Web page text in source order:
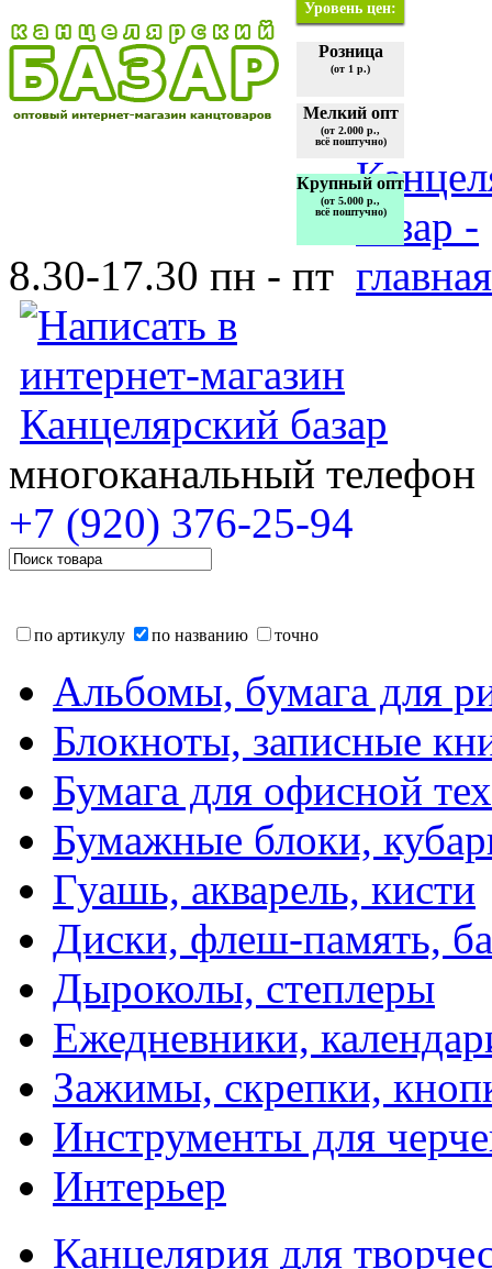
Уровень цен:
Розница
(от 1 р.)
Мелкий опт
(от 2.000 р.,
всё поштучно)
Крупный опт
(от 5.000 р.,
всё поштучно)
8.30-17.30 пн - пт
многоканальный телефон
+7 (920) 376-25-94
по артикулу по названию точно
Альбомы, бумага для
Блокноты, записные
Бумага для офисной
Бумажные блоки,
Гуашь, акварель, кисти
Диски, флеш-память,
Дыроколы, степлеры
Ежедневники,
Зажимы, скрепки,
Инструменты для
Интерьер
Канцелярия для